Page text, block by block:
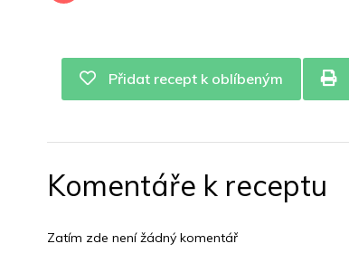
Přidat recept k oblíbeným
Komentáře k receptu
Zatím zde není žádný komentář